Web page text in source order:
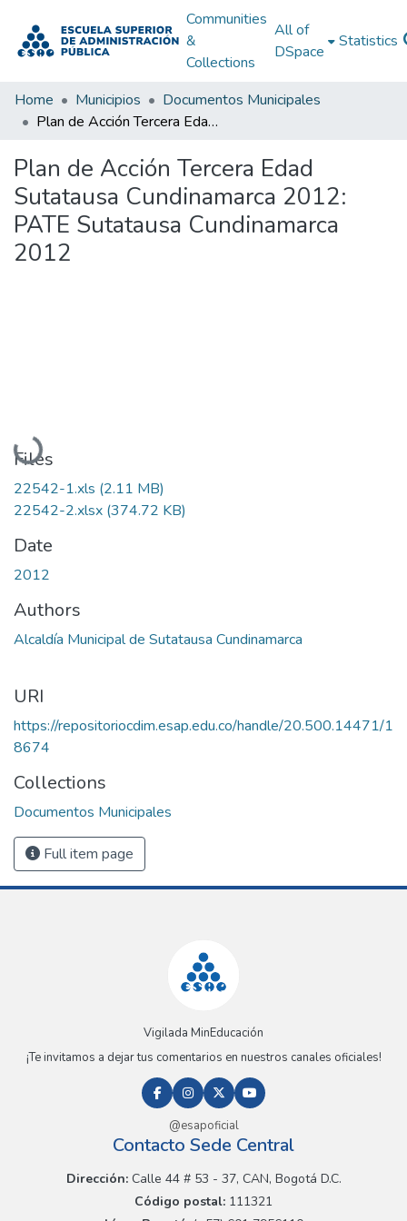
Communities
&
Collections
All of
DSpace
Statistics
Home Municipios
Documentos Municipales
Plan de Acción Tercera Edad Sutatausa Cundinamarca 2012: PATE Sutatausa Cundinamarca 2012
Plan de Acción Tercera Edad
Sutatausa Cundinamarca 2012:
PATE Sutatausa Cundinamarca
2012
Loading...
Files
22542-1.xls (2.11 MB)
22542-2.xlsx (374.72 KB)
Date
2012
Authors
Alcaldía Municipal de Sutatausa Cundinamarca
URI
https://repositoriocdim.esap.edu.co/handle/20.500.14471/1
8674
Collections
Documentos Municipales
Full item page
Vigilada MinEducación
¡Te invitamos a dejar tus comentarios en nuestros canales oficiales!
@esapoficial
Contacto Sede Central
Dirección:Calle 44 # 53 - 37, CAN, Bogotá D.C.
Código postal: 111321